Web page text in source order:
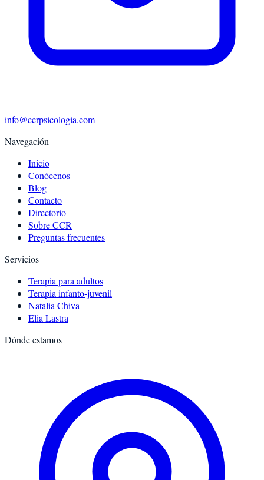
info@ccrpsicologia.com
Navegación
Inicio
Conócenos
Blog
Contacto
Directorio
Sobre CCR
Preguntas frecuentes
Servicios
Terapia para adultos
Terapia infanto-juvenil
Natalia Chiva
Elia Lastra
Dónde estamos